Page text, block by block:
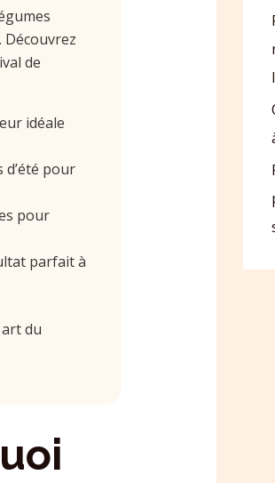
de
idéale
pour
pour
parfait à
du